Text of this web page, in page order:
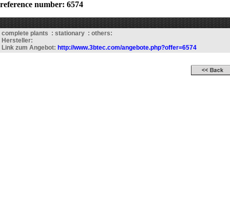
reference number: 6574
complete plants : stationary : others:
Hersteller:
Link zum Angebot: http://www.3btec.com/angebote.php?offer=6574